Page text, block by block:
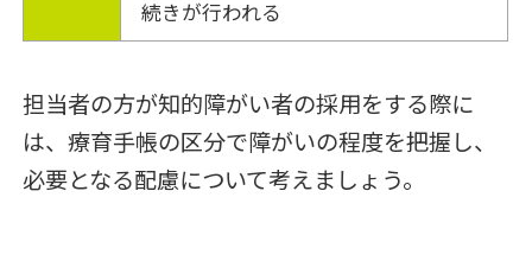
続きが行われる
担当者の方が知的障がい者の採用をする際に
は、療育手帳の区分で障がいの程度を把握し、
必要となる配慮について考えましょう。